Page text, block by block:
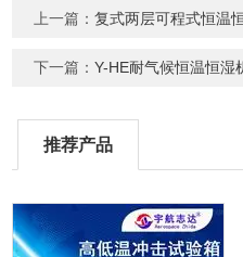
上一篇：复式两层可程式恒温
下一篇：Y-HE耐气候恒温恒湿
推荐产品